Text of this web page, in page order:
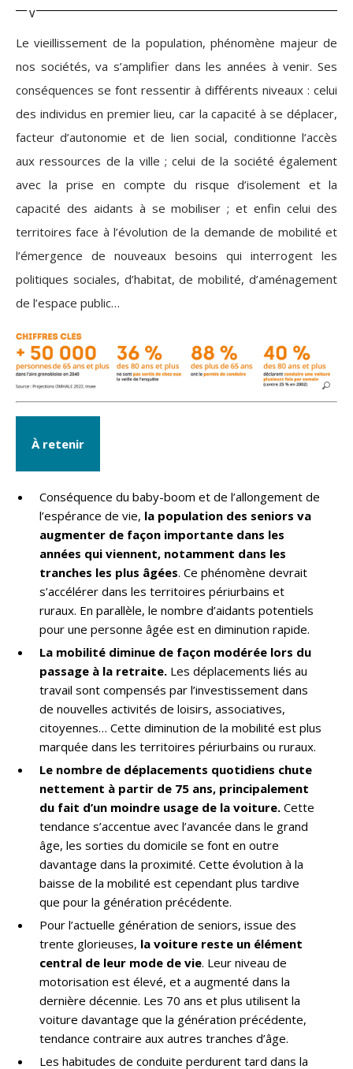
Le vieillissement de la population, phénomène majeur de
nos sociétés, va s’amplifier dans les années à venir. Ses
conséquences se font ressentir à différents niveaux : celui
des individus en premier lieu, car la capacité à se déplacer,
facteur d’autonomie et de lien social, conditionne l’accès
aux ressources de la ville ; celui de la société également
avec la prise en compte du risque d’isolement et la
capacité des aidants à se mobiliser ; et enfin celui des
territoires face à l’évolution de la demande de mobilité et
l’émergence de nouveaux besoins qui interrogent les
politiques sociales, d’habitat, de mobilité, d’aménagement
de l’espace public…
À retenir
Conséquence du baby-boom et de l’allongement de
l’espérance de vie, la population des seniors va
augmenter de façon importante dans les
années qui viennent, notamment dans les
tranches les plus âgées. Ce phénomène devrait
s’accélérer dans les territoires périurbains et
ruraux. En parallèle, le nombre d’aidants potentiels
pour une personne âgée est en diminution rapide.
La mobilité diminue de façon modérée lors du
passage à la retraite. Les déplacements liés au
travail sont compensés par l’investissement dans
de nouvelles activités de loisirs, associatives,
citoyennes… Cette diminution de la mobilité est plus
marquée dans les territoires périurbains ou ruraux.
Le nombre de déplacements quotidiens chute
nettement à partir de 75 ans, principalement
du fait d’un moindre usage de la voiture. Cette
tendance s’accentue avec l’avancée dans le grand
âge, les sorties du domicile se font en outre
davantage dans la proximité. Cette évolution à la
baisse de la mobilité est cependant plus tardive
que pour la génération précédente.
Pour l’actuelle génération de seniors, issue des
trente glorieuses, la voiture reste un élément
central de leur mode de vie. Leur niveau de
motorisation est élevé, et a augmenté dans la
dernière décennie. Les 70 ans et plus utilisent la
voiture davantage que la génération précédente,
tendance contraire aux autres tranches d’âge.
Les habitudes de conduite perdurent tard dans la